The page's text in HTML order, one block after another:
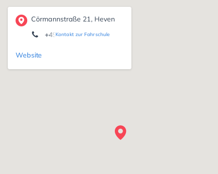
Cörmannstraße 21, Heven
Kontakt zur Fahrschule
+49 251 6061 0
Website